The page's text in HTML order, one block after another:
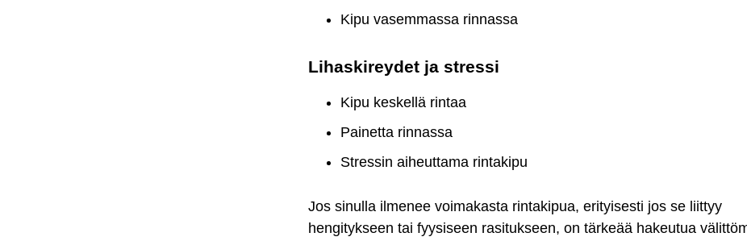
Kipu vasemmassa rinnassa
Lihaskireydet ja stressi
Kipu keskellä rintaa
Painetta rinnassa
Stressin aiheuttama rintakipu
Jos sinulla ilmenee voimakasta rintakipua, erityisesti jos se liittyy
hengitykseen tai fyysiseen rasitukseen, on tärkeää hakeutua